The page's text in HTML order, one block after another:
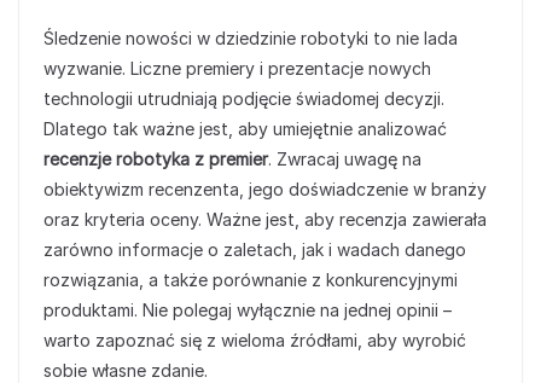
Śledzenie nowości w dziedzinie robotyki to nie lada
wyzwanie. Liczne premiery i prezentacje nowych
technologii utrudniają podjęcie świadomej decyzji.
Dlatego tak ważne jest, aby umiejętnie analizować
recenzje robotyka z premier. Zwracaj uwagę na
obiektywizm recenzenta, jego doświadczenie w branży
oraz kryteria oceny. Ważne jest, aby recenzja zawierała
zarówno informacje o zaletach, jak i wadach danego
rozwiązania, a także porównanie z konkurencyjnymi
produktami. Nie polegaj wyłącznie na jednej opinii –
warto zapoznać się z wieloma źródłami, aby wyrobić
sobie własne zdanie.